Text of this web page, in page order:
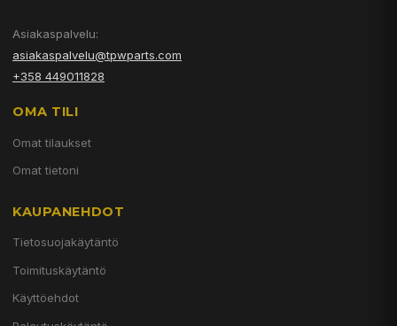
Asiakaspalvelu:
asiakaspalvelu@tpwparts.com
+358 449011828
OMA TILI
Omat tilaukset
Omat tietoni
KAUPANEHDOT
Tietosuojakäytäntö
Toimituskäytäntö
Käyttöehdot